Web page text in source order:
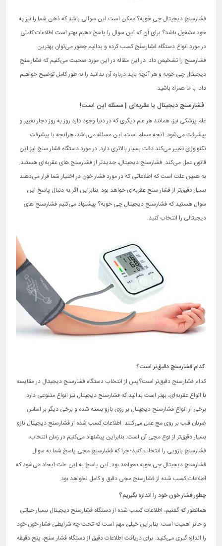
فشارسنج دیجیتال چی خوبه؟ ممکن است این سوالی باشد که ذهن شما را نیز به
خود مشغول باشد؟ برای آن که این سوال را پاسخ دهیم بهتر است اطلاعات کاملی
در مورد انواع دستگاه فشارسنج کسب کرده و بدانیم چطور می‌توان بهترین
فشارسنج را تشخیص داد. در این مقاله در این مورد صحبت می‌کنیم که فشارسنج
دیجیتال چی خوبه و هر آنچه باید درباره آن بدانید را به طور کامل توضیح خواهیم
داد. با ما همراه باشید.
فشارسنج دیجیتال یا عقربه‌ای | مسئله این است!
علم پزشکی نیز، همانند هر علم دیگری که در دنیا وجود دارد روز به روز دچار تغییر و
پیشرفت می‌شود. آنچه مسلم است، این مسئله می‌باشد، هرآنچه با پیشرفت
تکنولوژی تغییر می‌کند دقت بسیار بالاتری دارد. در مورد دستگاه فشار سنج نیز این
قانون عمل می‌کند. فشارسنج دیجیتال، جدیدتر از فشارسنج های عقربه‌ای هستند.
به همین علت است که اطلاعاتی که در مورد فشار خون در اختیار شما قرار می‌دهند
بسیار دقیق‌تر از فشار سنج عقربه‌ای خواهد بود. بنابراین اگر به دنبال پاسخ این
سوال هستید که فشارسنج دیجیتال چی خوبه؟ پیشنهاد می‌کنیم فشارسنج های
دیجیتالی را انتخاب کنید.
کدام فشارسنج دقیق‌تر است؟
کدام فشارسنج دقیق‌تر است؟پس از انتخاب دستگاه فشارسنج دیجیتال در مقایسه
با انواع عقربه‌ای، بهتر است بدانید که فشارسنج دیجیتال نیز انواع متنوعی دارد.
برخی از انواع فشارسنج دیجیتال بر روی بازو بسته شده و برخی دیگر بر اساس
ضربان قلب بر روی مچ عمل می‌کنند. اطلاعات کسب شده از فشارسنج دیجیتال بازو
بسیار دقیق‌تر از نوع مچی آن است. بنابراین پیشنهاد می‌کنیم در زمان انتخاب،
فشارسنج بازویی را انتخاب کنید؛ چرا که فشارسنج مچی پاسخ شما به سوال
فشارسنج دیجیتال چی خوبه نخواهد بود. این پاسخ به این علت ایجاد می‌شود که
اطلاعات کسب شده از فشارسنج مچی دقیق و کامل نخواهد بود.
چطور فشار خون خود را اندازه بگیریم؟
همانطور که گفتیم، اطلاعات کسب شده از دستگاه فشارسنج دیجیتال بسیار حیاتی
و حائز اهمیت است. بنابراین خیلی مهم است که تحت چه شرایطی فشار خون خود
را اندازه گیری می‌کنید. برای دریافت اطلاعات دقیق از دستگاه فشار سنج، پنج دقیقه